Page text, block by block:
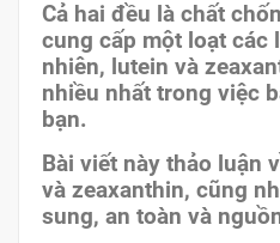
Cả hai đều là chất
cung cấp một loạt các
nhiên, lutein và
nhiều nhất trong việc
bạn.
Bài viết này thảo luận
và zeaxanthin, cũng
sung, an toàn và